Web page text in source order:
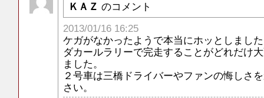
ＫＡＺ のコメント
2013/01/16 16:25
ケガがなかったようで本当にホッとしまし
ダカールラリーで完走することがどれだけ
ました。
２号車は三橋ドライバーやファンの悔しさ
さい。